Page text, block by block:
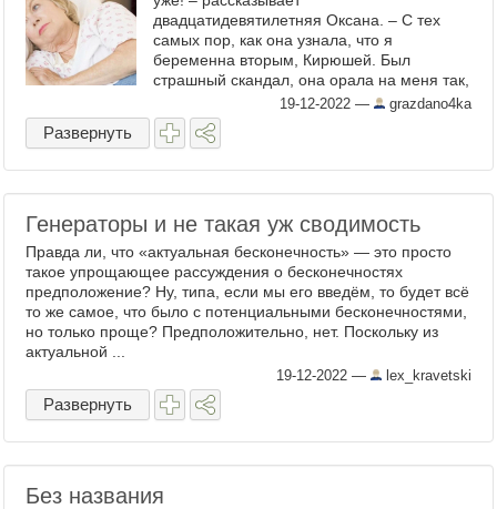
двадцатидевятилетняя Оксана. – С тех
самых пор, как она узнала, что я
беременна вторым, Кирюшей. Был
страшный скандал, она орала на меня так,
что стены тряслись. Отправляла на
аборт… Когда я отказалась наотрез,
заявила, что я ...
19-12-2022 — grazdano4ka
Развернуть
Генераторы и не такая уж сводимость
Правда ли, что «актуальная бесконечность» — это просто
такое упрощающее рассуждения о бесконечностях
предположение? Ну, типа, если мы его введём, то будет всё
то же самое, что было с потенциальными бесконечностями,
но только проще? Предположительно, нет. Поскольку из
актуальной ...
19-12-2022 — lex_kravetski
Развернуть
Без названия